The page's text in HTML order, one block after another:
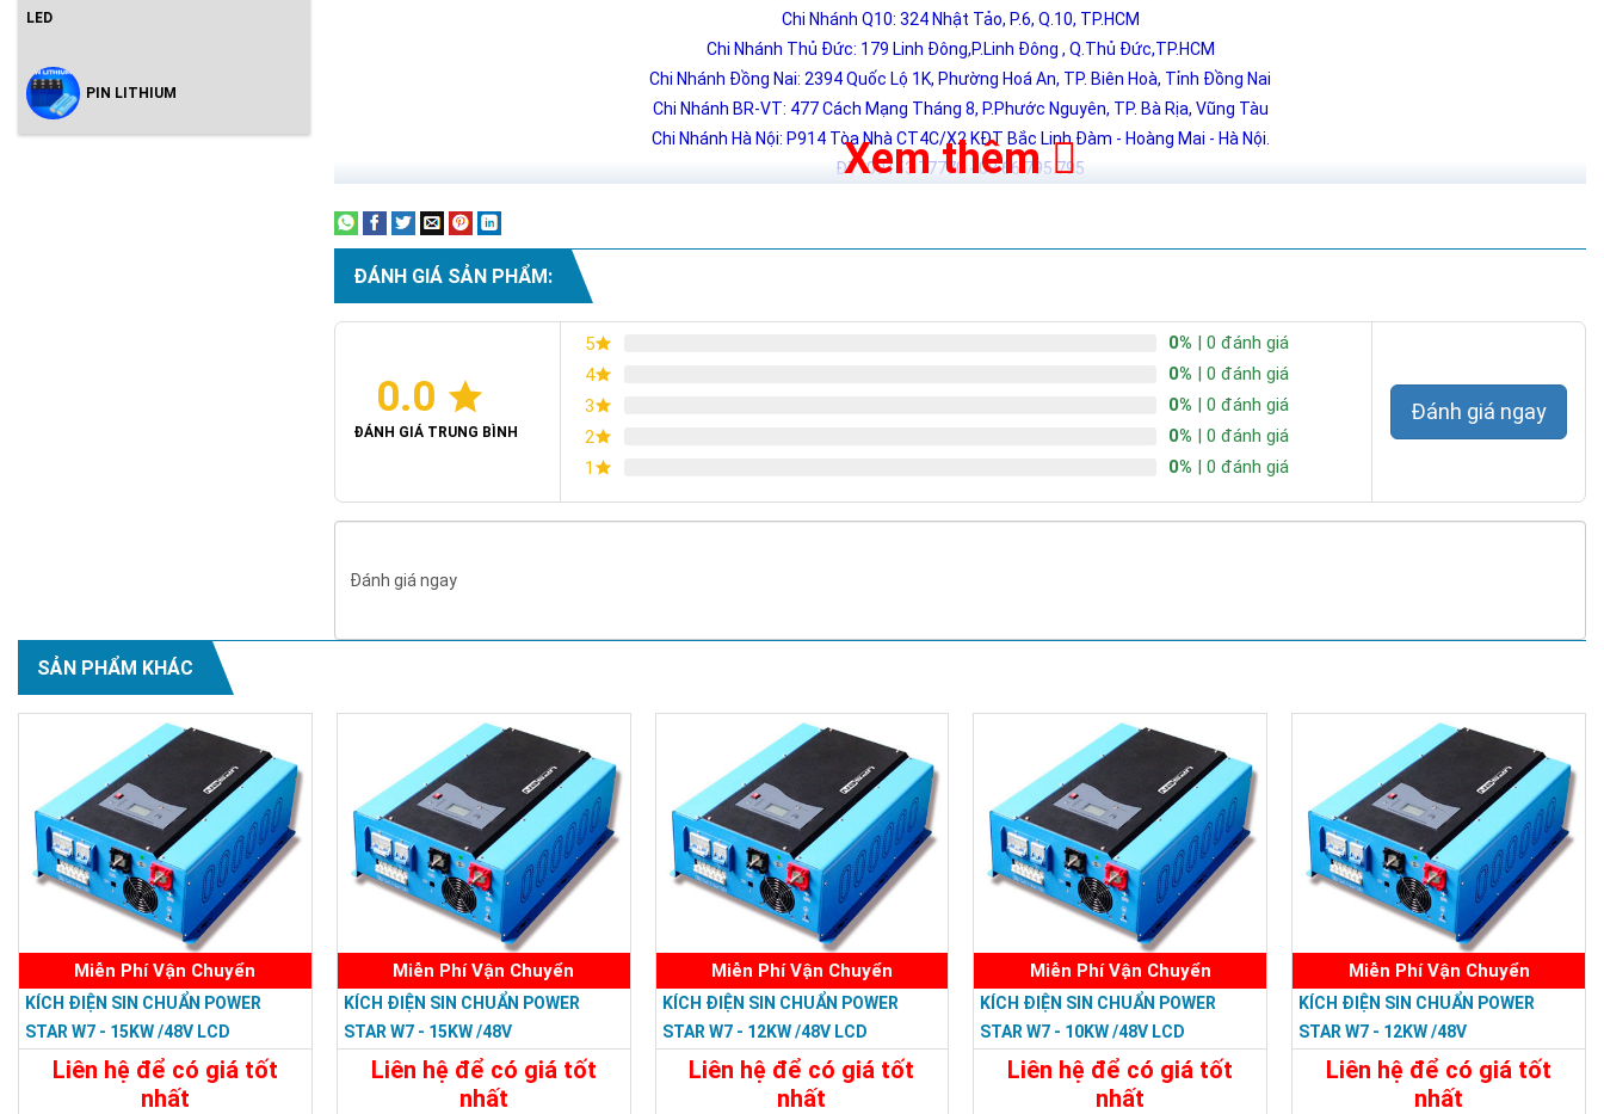
LED
PIN LITHIUM
Chi Nhánh Q10: 324 Nhật Tảo, P.6, Q.10, TP.HCM
Chi Nhánh Thủ Đức: 179 Linh Đông,P.Linh Đông , Q.Thủ Đức,TP.HCM
Chi Nhánh Đồng Nai: 2394 Quốc Lộ 1K, Phường Hoá An, TP. Biên Hoà, Tỉnh Đồng Nai
Chi Nhánh BR-VT: 477 Cách Mạng Tháng 8, P.Phước Nguyên, TP. Bà Rịa, Vũng Tàu
Chi Nhánh Hà Nội: P914 Tòa Nhà CT4C/X2 KĐT Bắc Linh Đàm - Hoàng Mai - Hà Nội.
ĐT: 09153 77770 - 08.66.795.795
Xem thêm
ĐÁNH GIÁ SẢN PHẨM:
0.0
ĐÁNH GIÁ TRUNG BÌNH
5 0% | 0 đánh giá
4
0% | 0 đánh giá
3
0% | 0 đánh giá
2
0% | 0 đánh giá
1
0% | 0 đánh giá
Đánh giá ngay
Đánh giá ngay
SẢN PHẨM KHÁC
Miễn Phí Vận Chuyển
KÍCH ĐIỆN SIN CHUẨN POWER
STAR W7 - 15KW /48V LCD
Liên hệ để có giá tốt
nhất
Miễn Phí Vận Chuyển
KÍCH ĐIỆN SIN CHUẨN POWER
STAR W7 - 15KW /48V
Liên hệ để có giá tốt
nhất
Miễn Phí Vận Chuyển
KÍCH ĐIỆN SIN CHUẨN POWER
STAR W7 - 12KW /48V LCD
Liên hệ để có giá tốt
nhất
Miễn Phí Vận Chuyển
KÍCH ĐIỆN SIN CHUẨN POWER
STAR W7 - 10KW /48V LCD
Liên hệ để có giá tốt
nhất
Miễn Phí Vận Chuyển
KÍCH ĐIỆN SIN CHUẨN POWER
STAR W7 - 12KW /48V
Liên hệ để có giá tốt
nhất